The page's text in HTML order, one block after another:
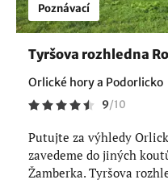
Poznávací
Tyršova rozhledna
Orlické hory a Podorlicko
9/10
Putujte za výhledy
zavedeme do jiných
Žamberka. Tyršova